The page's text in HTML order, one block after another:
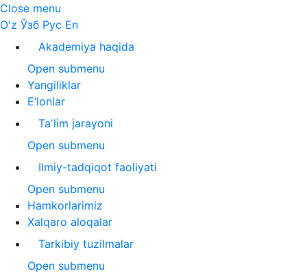
Close menu
O'z Ўзб Рус En
Akademiya haqida
Open submenu
Yangiliklar
E’lonlar
Taʼlim jarayoni
Open submenu
Ilmiy-tadqiqot faoliyati
Open submenu
Hamkorlarimiz
Xalqaro aloqalar
Tarkibiy tuzilmalar
Open submenu